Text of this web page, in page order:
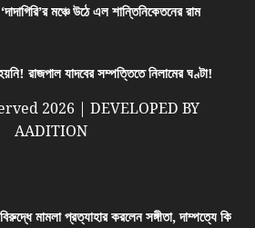
মঞ্চে উঠে এল শান্তিনিকেতনের রাম
রাজপাল যাদবের সম্পত্তিতে নিলামের ঘণ্টা!
2026 | DEVELOPED BY
AADITION
মামলা প্রত্যাহার করলেন সঙ্গীতা, দাম্পত্যে কি